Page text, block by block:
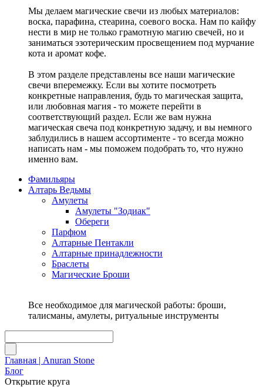
Мы делаем магические свечи из любых материалов:
воска, парафина, стеарина, соевого воска. Нам по кайфу
нести в мир не только грамотную магию свечей, но и
заниматься эзотерическим просвещением под мурчание
кота и аромат кофе.
В этом разделе представлены все наши магические
свечи вперемежку. Если вы хотите посмотреть
конкретные направления, будь то магическая защита,
или любовная магия - то можете перейти в
соответствующий раздел. Если же вам нужна
магическая свеча под конкретную задачу, и вы немного
заблудились в нашем ассортименте - то всегда можно
написать нам - мы поможем подобрать то, что нужно
именно вам.
Фамильяры
Алтарь Ведьмы
Амулеты
Амулеты "Зодиак"
Обереги
Парфюм
Алтарные Пентакли
Алтарные принадлежности
Браслеты
Магические Броши
Все необходимое для магической работы: броши,
талисманы, амулеты, ритуальные инструменты
Главная | Anuran Stone
Блог
Открытие круга